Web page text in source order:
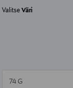
ValitseVäri
74 Gnull